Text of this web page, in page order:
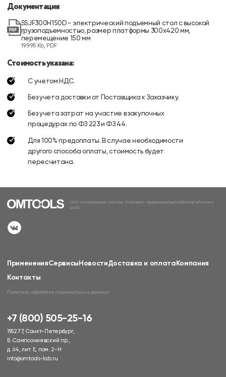
Документация
SSJF300H150D - электрический подъемный стол с высокой
грузоподъемностью, размер платформы 300x420 мм,
перемещение 150 мм
199.95 Kb, PDF
Стоимость указана:
С учетом НДС.
Без учета доставки от Поставщика к Заказчику.
Без учета затрат на участие в закупочных
процедурах по ФЗ 223 и ФЗ 44.
Для 100% предоплаты. В случае необходимости
другого способа оплаты, стоимость будет
пересчитана.
ООО «Специальные Системы. Фотоника» официальный дистрибьютор в России и
ЕАЭС
ПримененияСервисыНовостиДоставка и оплатаКомпания
Контакты
Политика обработки персональных данных
+7 (800) 505-25-16
195277, Санкт-Петербург,
Б. Сампсониевский пр.,
д. 64, лит. Е, пом. 2-Н
info@omtools-lab.ru